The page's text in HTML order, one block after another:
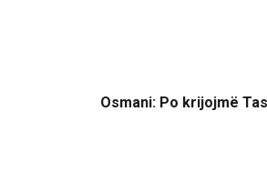
Osmani: Po krijojmë